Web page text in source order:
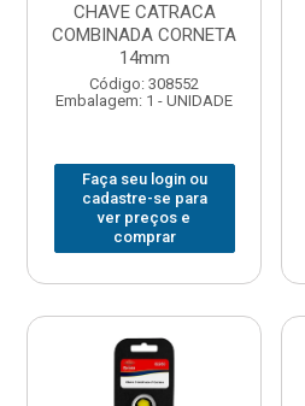
CHAVE CATRACA
COMBINADA CORNETA
14mm
Código: 308552
Embalagem: 1 - UNIDADE
Faça seu login ou
cadastre-se para
ver preços e
comprar